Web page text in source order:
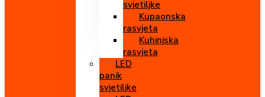
svjetiljke
Kupaonska
rasvjeta
Kuhinjska
rasvjeta
LED
panik
svjetiljke